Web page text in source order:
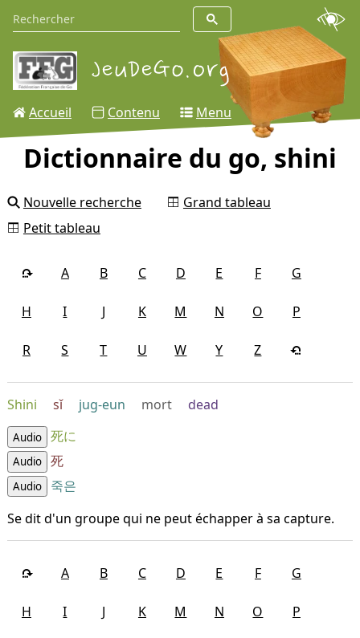
Accueil Contenu Menu
Dictionnaire du go, shini
Nouvelle recherche
Grand tableau
Petit tableau
A B C D E F G
H I J K M N O P
R S T U W Y Z
Shini sǐ jug-eun mort dead
Audio 死に
Audio 死
Audio
죽은
Se dit d'un groupe qui ne peut échapper à sa capture.
A B C D E F G
H I J K M N O P